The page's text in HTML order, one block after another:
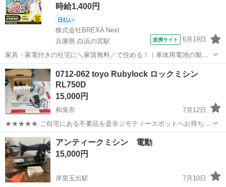
時給1,400円
日払い
株式会社BREXA Next
兵庫県 白浜の宮駅
提携サイト 6月19日
家具・家電付きの社宅に＼家賃無料／で住める！｜車体用電池の製造
｜未経験から月収例32万円♪｜さらに【年間休日130日】！ 人気の工場
のお仕事 ◇車体用電池の製造◇ 機械の操作、部品のセッティング、検
査、清掃業務など。 ...
兵庫 姫路市
0712-062 toyo Rubylock ロックミシン
RL750D
15,000円
和泉市
7月12日
★★★★★ ご自宅にある不要品を是非ジモティースポットへお持ち込
みしませんか？ 家電、趣味・スポーツ・レジャー用品、こども用品、
衣料服飾品、生活雑貨、家具、本、CD・DVDなどが無料でまとめて持
ち込めます！ ※詳細はこ...
大阪 和泉市 ロックミシン
アンティークミシン 電動
15,000円
岸里玉出駅
7月10日